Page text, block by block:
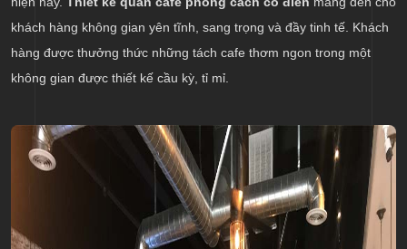
khách hàng không gian yên tĩnh, sang trọng và đầy tinh tế. Khách
hàng được thưởng thức những tách cafe thơm ngon trong một
không gian được thiết kế cầu kỳ, tỉ mỉ.